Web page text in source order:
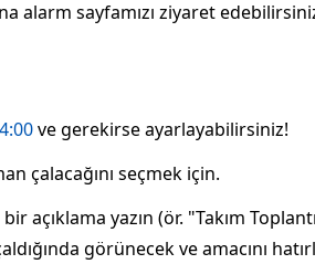
alarm sayfamızı ziyaret
ve gerekirse ayarlayabilirsiniz!
çalacağını seçmek için.
açıklama yazın (ör. "Takım
görünecek ve amacını